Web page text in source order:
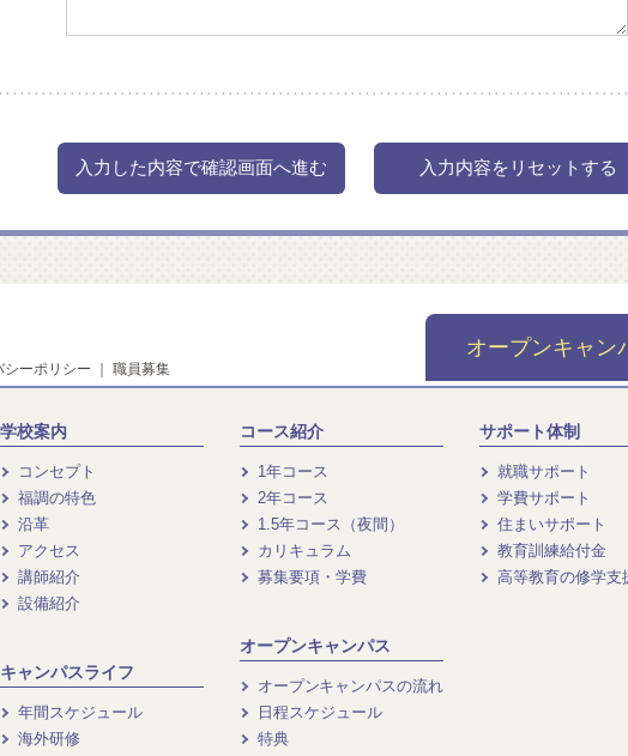
シーポリシー 職員募集
オープンキャン
学校案内
コンセプト
福調の特色
沿革
アクセス
講師紹介
設備紹介
キャンパスライフ
年間スケジュール
海外研修
コース紹介
1年コース
2年コース
1.5年コース（夜間）
カリキュラム
募集要項・学費
オープンキャンパス
オープンキャンパスの流れ
日程スケジュール
特典
サポート体制
就職サポート
学費サポート
住まいサポート
教育訓練給付金
高等教育の修学支